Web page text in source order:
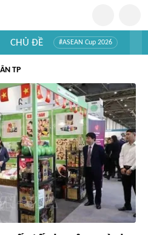
CHỦ ĐỀ #ASEAN Cup 2026
TP